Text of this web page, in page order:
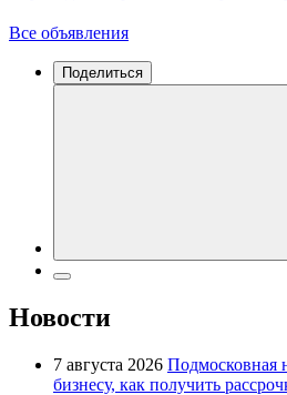
Все объявления
Поделиться
Новости
7 августа 2026 Подмосковная
бизнесу, как получить